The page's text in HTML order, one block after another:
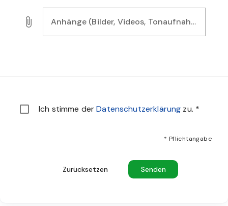
Anhänge (Bilder, Videos, Tonaufnahmen)
Ich stimme derDatenschutzerklärung zu. *
* Pflichtangabe
Zurücksetzen Senden